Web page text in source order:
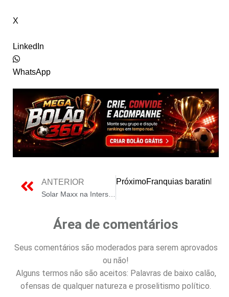
X
LinkedIn
WhatsApp
ANTERIOR PróximoFranquias baratinhas
Área de comentários
Seus comentários são moderados para serem aprovados
ou não!
Alguns termos não são aceitos: Palavras de baixo calão,
ofensas de qualquer natureza e proselitismo político.